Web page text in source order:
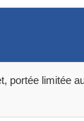
portée limitée